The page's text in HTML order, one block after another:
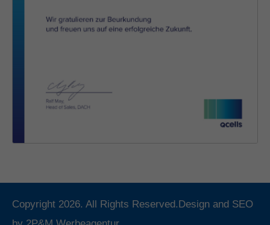
Copyright 2026. All Rights Reserved.Design and SEO